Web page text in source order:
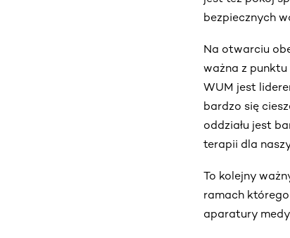
bezpiecznych
Na otwarciu
ważna z
WUM jest
bardzo się
oddziału jest
terapii dla
To kolejny
ramach którego
aparatury